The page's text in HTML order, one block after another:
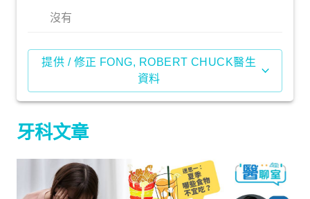
沒有
提供 / 修正 FONG, ROBERT CHUCK醫生
資料
牙科文章